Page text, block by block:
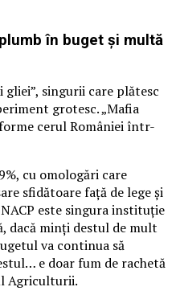
în buget și multă
singurii care plătesc
grotesc. „Mafia
cerul României într-
cu omologări care
sfidătoare față de lege și
este singura instituție
dacă minți destul de mult
va continua să
e doar fum de rachetă
Agriculturii.